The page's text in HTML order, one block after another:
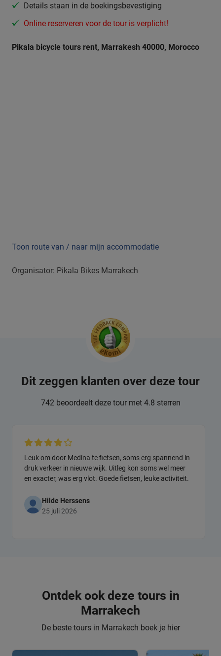
Details staan in de boekingsbevestiging
Online reserveren voor de tour is verplicht!
Pikala bicycle tours rent, Marrakesh 40000, Morocco
Toon route van / naar mijn accommodatie
Organisator: Pikala Bikes Marrakech
Dit zeggen klanten over deze tour
742 beoordeelt deze tour met 4.8 sterren
Leuk om door Medina te fietsen, soms erg spannend in
druk verkeer in nieuwe wijk. Uitleg kon soms wel meer
en exacter, was erg vlot. Goede fietsen, leuke activiteit.
Hilde Herssens
25 juli 2026
Ontdek ook deze tours in
Marrakech
De beste tours in Marrakech boek je hier